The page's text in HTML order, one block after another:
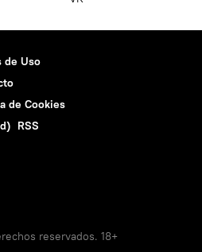
de Uso
de Cookies
RSS
reservados. 18+